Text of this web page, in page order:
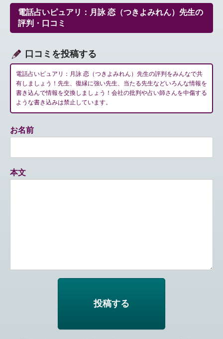
ー
シ
ョ
電話占いピュアリ：月詠 恋（つきよみれん）先生の
評判・口コミ
口コミを投稿する
電話占いピュアリ：月詠 恋（つきよみれん）先生の評判をみんなで共
有しましょう！先生、復縁に強い先生、当たる先生などいろんな情報を
書き込んで情報を交換しましょう！会社の批判や占い師さんを中傷する
ような書き込みは禁止しています。
お名前
本文